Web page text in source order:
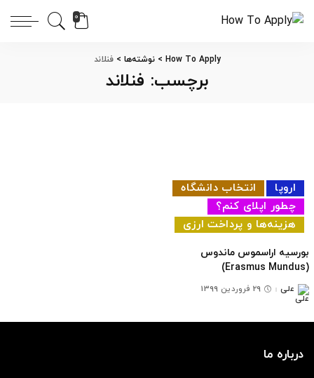
0
How To Apply
>نوشته‌ها >فنلاند
برچسب: فنلاند
اروپا
انتخاب دانشگاه
چطور اپلای کنم؟
هزینه‌ها و پرداخت ارزی
بورسیه اراسموس ماندوس
(Erasmus Mundus)
ارسال
شده
توسط
علی 29 فروردین 1399
درباره ما